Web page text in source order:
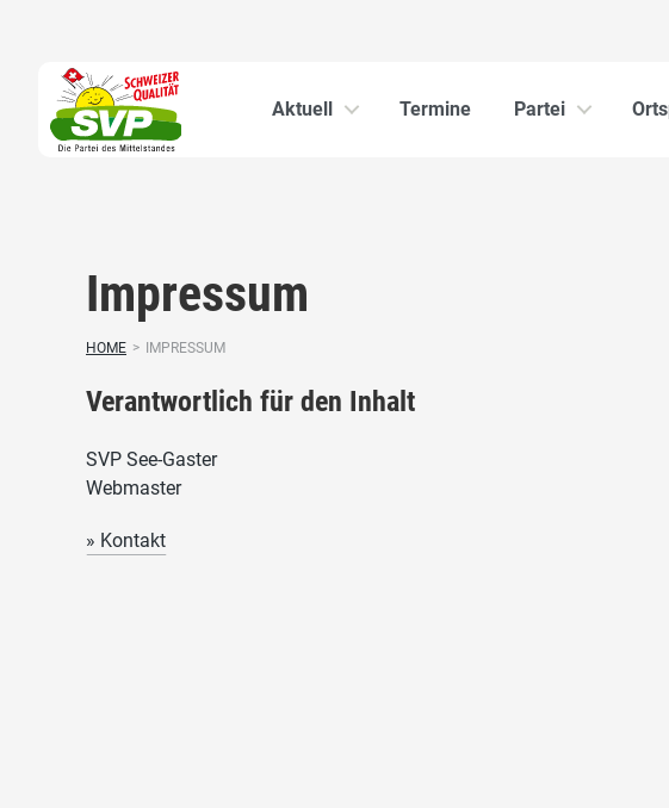
Aktuell Termine Partei
Impressum
HOME > IMPRESSUM
Verantwortlich für den Inhalt
SVP See-Gaster
Webmaster
» Kontakt